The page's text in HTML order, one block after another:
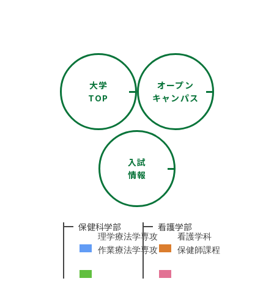
大学
TOP
オープン
キャンパス
入試
情報
保健科学部
理学療法学専攻
作業療法学専攻
看護学部
看護学科
保健師課程